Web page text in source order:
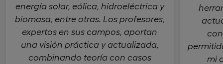
energía solar, eólica, hidroeléctrica y
biomasa, entre otras. Los profesores,
expertos en sus campos, aportan
una visión práctica y actualizada,
combinando teoría con casos
mi